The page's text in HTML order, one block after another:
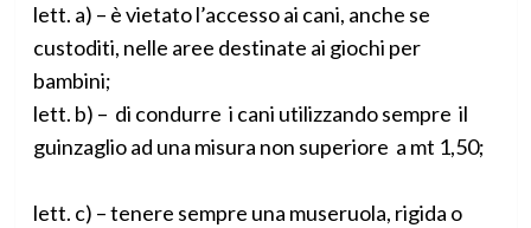
lett. a) – è vietato l’accesso ai cani, anche se
custoditi, nelle aree destinate ai giochi per
bambini;
lett. b) – di condurre i cani utilizzando sempre il
guinzaglio ad una misura non superiore a mt 1,50;
lett. c) – tenere sempre una museruola, rigida o